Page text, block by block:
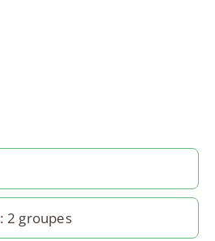
: 2 groupes